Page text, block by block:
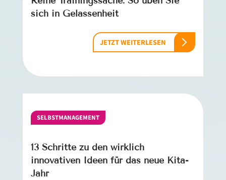
sich in Gelassenheit
JETZT WEITERLESEN
SELBSTMANAGEMENT
13 Schritte zu den wirklich
innovativen Ideen für das neue Kita-
Jahr